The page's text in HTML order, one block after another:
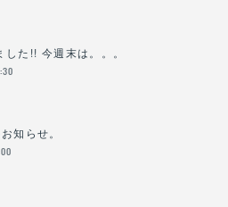
した!! 今週末は。。。
知らせ。